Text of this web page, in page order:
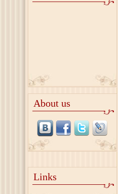
About us
Links